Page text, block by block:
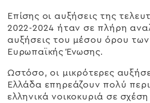
Επίσης οι αυξήσεις της
2022-2024 ήταν σε πλήρη
αυξήσεις του μέσου όρου
Ευρωπαϊκής Ένωσης.
Ωστόσο, οι μικρότερες
Ελλάδα επηρεάζουν πολύ
ελληνικά νοικοκυριά σε